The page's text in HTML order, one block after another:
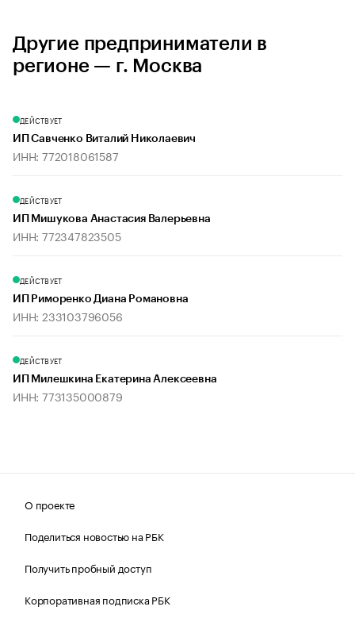
Другие предприниматели в
регионе — г. Москва
ДЕЙСТВУЕТ
ИП Савченко Виталий Николаевич
ИНН: 772018061587
ДЕЙСТВУЕТ
ИП Мишукова Анастасия Валерьевна
ИНН: 772347823505
ДЕЙСТВУЕТ
ИП Риморенко Диана Романовна
ИНН: 233103796056
ДЕЙСТВУЕТ
ИП Милешкина Екатерина Алексеевна
ИНН: 773135000879
О проекте
Поделиться новостью на РБК
Получить пробный доступ
Корпоративная подписка РБК